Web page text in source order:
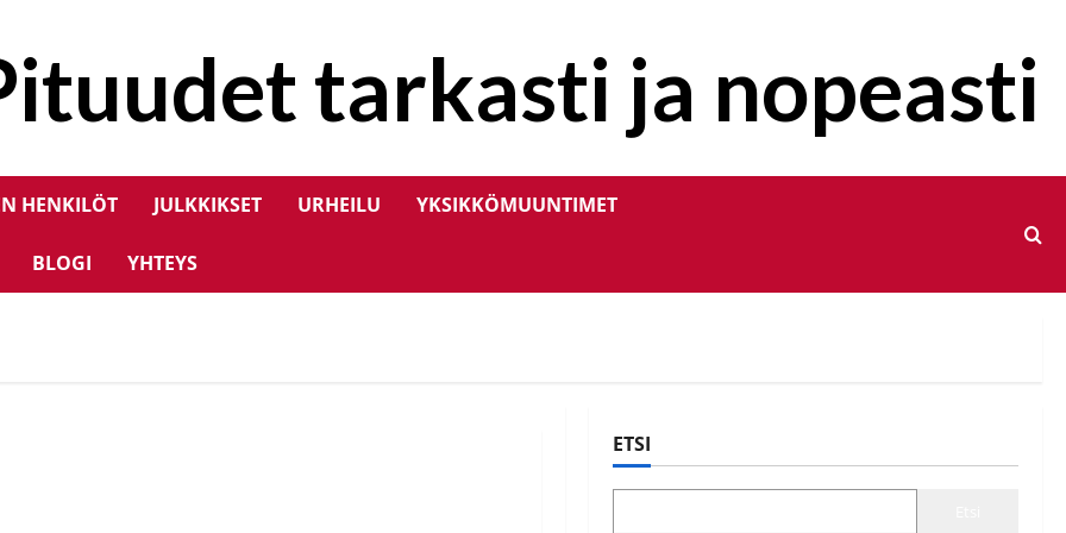
tarkasti ja nopeasti
HENKILÖT JULKKIKSET URHEILU YKSIKKÖMUUNTIMET
BLOGI YHTEYS
ETSI